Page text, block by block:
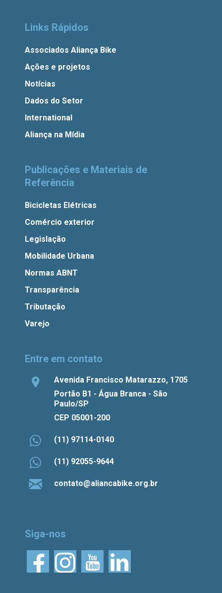
Links Rápidos
Associados Aliança Bike
Ações e projetos
Notícias
Dados do Setor
International
Aliança na Mídia
Publicações e Materiais de
Referência
Bicicletas Elétricas
Comércio exterior
Legislação
Mobilidade Urbana
Normas ABNT
Transparência
Tributação
Varejo
Entre em contato
Avenida Francisco Matarazzo, 1705
Portão B1 - Água Branca - São
Paulo/SP
CEP 05001-200
(11) 97114-0140
(11) 92055-9644
contato@aliancabike.org.br
Siga-nos